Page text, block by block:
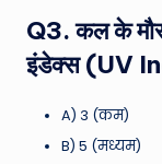
Q3. कल के
इंडेक्स (UV
A) 3 (कम)
B) 5 (मध्यम)